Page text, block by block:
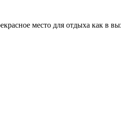
место для отдыха как в